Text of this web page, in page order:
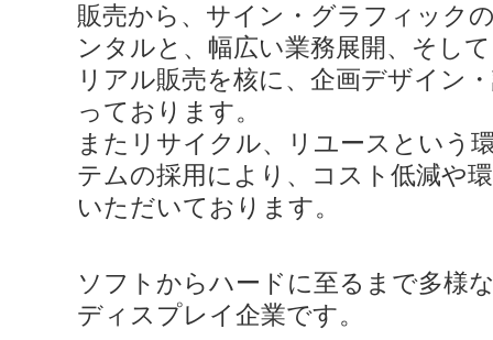
販売から、サイン・グラフィック
ンタルと、幅広い業務展開、そし
リアル販売を核に、企画デザイン
っております。
またリサイクル、リユースという
テムの採用により、コスト低減や
いただいております。
ソフトからハードに至るまで多様
ディスプレイ企業です。